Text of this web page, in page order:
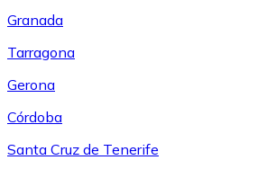
Granada
Tarragona
Gerona
Córdoba
Santa Cruz de Tenerife